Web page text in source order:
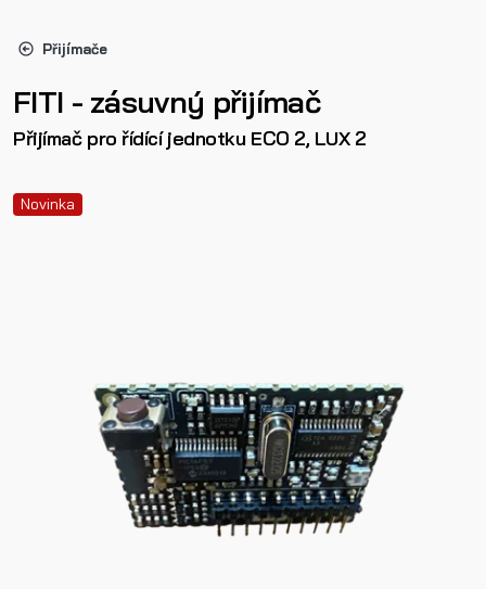
Přijímače
FITI - zásuvný přijímač
Přijímač pro řídící jednotku ECO 2, LUX 2
Novinka